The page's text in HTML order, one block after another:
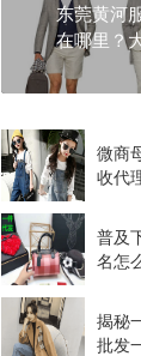
东莞黄河
在哪里？
微商
收代
普及
名怎
揭秘
批发